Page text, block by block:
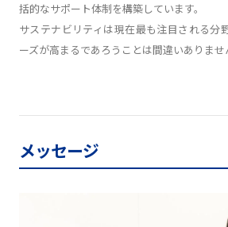
括的なサポート体制を構築しています。
サステナビリティは現在最も注目される分
ーズが高まるであろうことは間違いありませ
メッセージ